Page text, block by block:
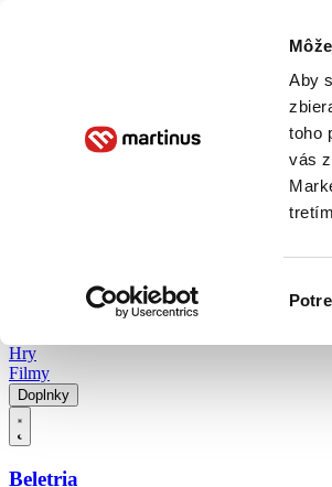
Aby
toho
vás
Poukážky
Hry
Filmy
Doplnky
Beletria